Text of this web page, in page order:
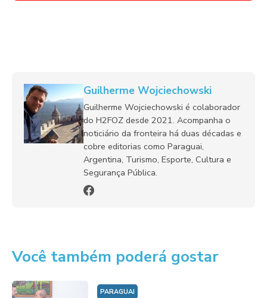
Guilherme Wojciechowski
Guilherme Wojciechowski é colaborador
do H2FOZ desde 2021. Acompanha o
noticiário da fronteira há duas décadas e
cobre editorias como Paraguai,
Argentina, Turismo, Esporte, Cultura e
Segurança Pública.
Você também poderá gostar
PARAGUAI